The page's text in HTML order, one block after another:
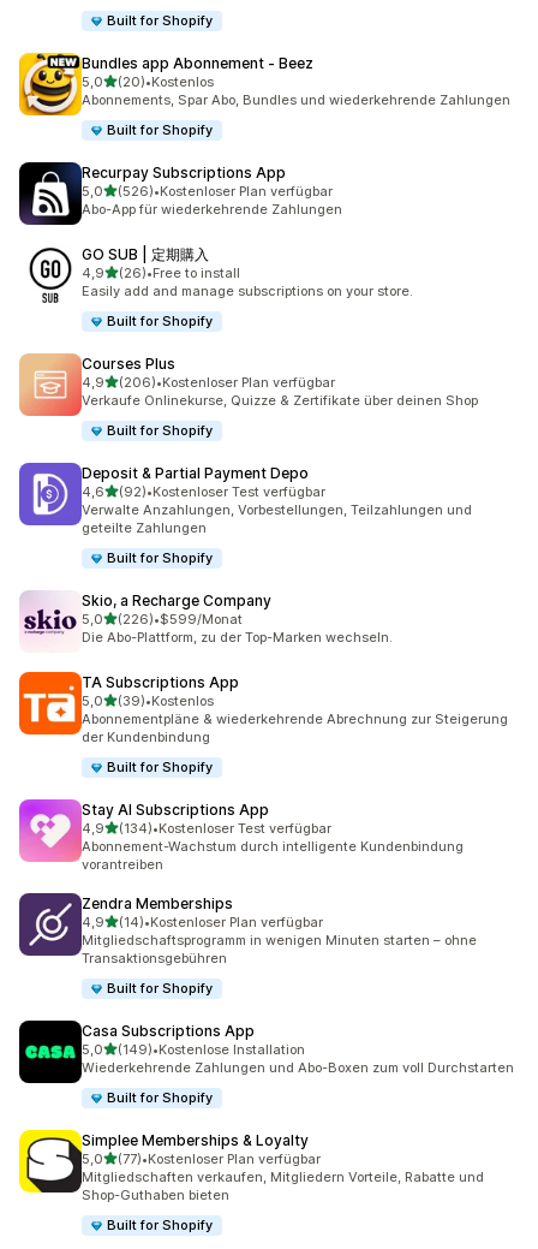
Built for Shopify
Bundles app Abonnement ‑ Beez
5,0von 5 Sternen
(20)
20 Rezensionen insgesamt
•Kostenlos
Abonnements, Spar Abo, Bundles und wiederkehrende Zahlungen
Built for Shopify
Recurpay Subscriptions App
5,0von 5 Sternen
(526)
526 Rezensionen insgesamt
•Kostenloser Plan verfügbar
Abo-App für wiederkehrende Zahlungen
GO SUB | 定期購入
4,9von 5 Sternen
(26)
26 Rezensionen insgesamt
•Free to install
Easily add and manage subscriptions on your store.
Built for Shopify
Courses Plus
4,9von 5 Sternen
(206)
206 Rezensionen insgesamt
•Kostenloser Plan verfügbar
Verkaufe Onlinekurse, Quizze & Zertifikate über deinen Shop
Built for Shopify
Deposit & Partial Payment Depo
4,6von 5 Sternen
(92)
92 Rezensionen insgesamt
•Kostenloser Test verfügbar
Verwalte Anzahlungen, Vorbestellungen, Teilzahlungen und
geteilte Zahlungen
Built for Shopify
Skio, a Recharge Company
5,0von 5 Sternen
(226)
226 Rezensionen insgesamt
•$599/Monat
Die Abo-Plattform, zu der Top-Marken wechseln.
TA Subscriptions App
5,0von 5 Sternen
(39)
39 Rezensionen insgesamt
•Kostenlos
Abonnementpläne & wiederkehrende Abrechnung zur Steigerung
der Kundenbindung
Built for Shopify
Stay AI Subscriptions App
4,9von 5 Sternen
(134)
134 Rezensionen insgesamt
•Kostenloser Test verfügbar
Abonnement-Wachstum durch intelligente Kundenbindung
vorantreiben
Zendra Memberships
4,9von 5 Sternen
(14)
14 Rezensionen insgesamt
•Kostenloser Plan verfügbar
Mitgliedschaftsprogramm in wenigen Minuten starten – ohne
Transaktionsgebühren
Built for Shopify
Casa Subscriptions App
5,0von 5 Sternen
(149)
149 Rezensionen insgesamt
•Kostenlose Installation
Wiederkehrende Zahlungen und Abo-Boxen zum voll Durchstarten
Built for Shopify
Simplee Memberships & Loyalty
5,0von 5 Sternen
(77)
77 Rezensionen insgesamt
•Kostenloser Plan verfügbar
Mitgliedschaften verkaufen, Mitgliedern Vorteile, Rabatte und
Shop-Guthaben bieten
Built for Shopify